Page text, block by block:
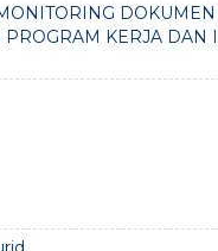
DOKUMEN
KERJA DAN